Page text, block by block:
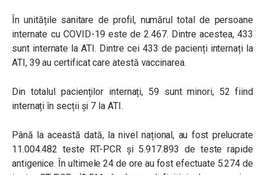
În unitățile sanitare de profil, numărul total de persoane
internate cu COVID-19 este de 2.467. Dintre acestea, 433
sunt internate la ATI. Dintre cei 433 de pacienți internați la
ATI, 39 au certificat care atestă vaccinarea.
Din totalul pacienților internați, 59 sunt minori, 52 fiind
internați în secții și 7 la ATI.
Până la această dată, la nivel național, au fost prelucrate
11.004.482 teste RT-PCR și 5.917.893 de teste rapide
antigenice. În ultimele 24 de ore au fost efectuate 5.274 de